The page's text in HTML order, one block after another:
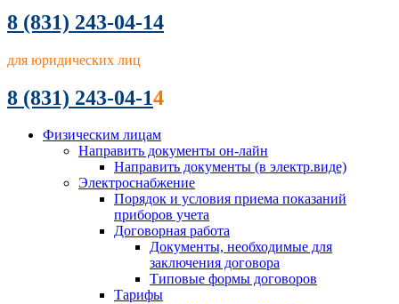
8 (831) 243-04-14
для юридических лиц
8 (831) 243-04-14
Физическим лицам
Направить документы он-лайн
Направить документы (в электр.виде)
Электроснабжение
Порядок и условия приема показаний
приборов учета
Договорная работа
Документы, необходимые для
заключения договора
Типовые формы договоров
Тарифы